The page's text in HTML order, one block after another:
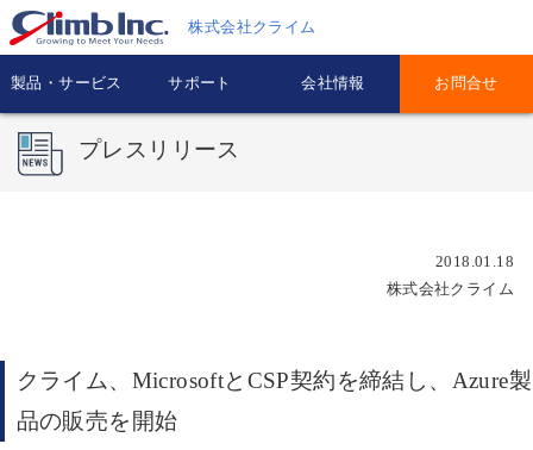
株式会社クライム
製品・サービス サポート 会社情報 お問合せ
プレスリリース
2018.01.18
株式会社クライム
クライム、MicrosoftとCSP契約を締結し、Azure製
品の販売を開始